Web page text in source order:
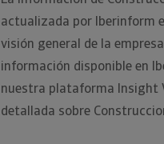
actualizada por Iberinform
visión general de la
información disponible en
nuestra plataforma Insight
detallada sobre